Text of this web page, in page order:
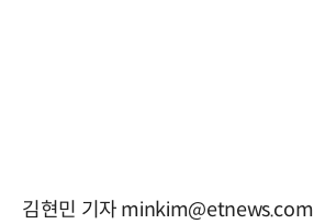
김현민 기자 minkim@etnews.com